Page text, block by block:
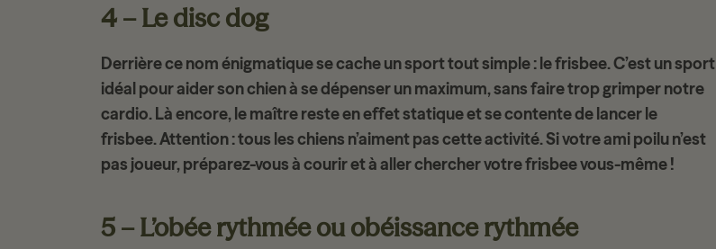
4 – Le disc dog
Derrière ce nom énigmatique se cache un sport tout simple : le frisbee. C’est un sport
idéal pour aider son chien àse dépenser un maximum, sans faire trop grimper notre
cardio. Là encore, le maître reste en effet statique et se contente de lancer le
frisbee. Attention : tous les chiens n’aiment pas cette activité. Si votre ami poilu n’est
pas joueur, préparez-vous à courir et à aller chercher votre frisbee vous-même !
5 – L’obée rythmée ou obéissance rythmée